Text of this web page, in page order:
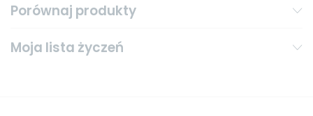
Porównaj produkty
Moja lista życzeń